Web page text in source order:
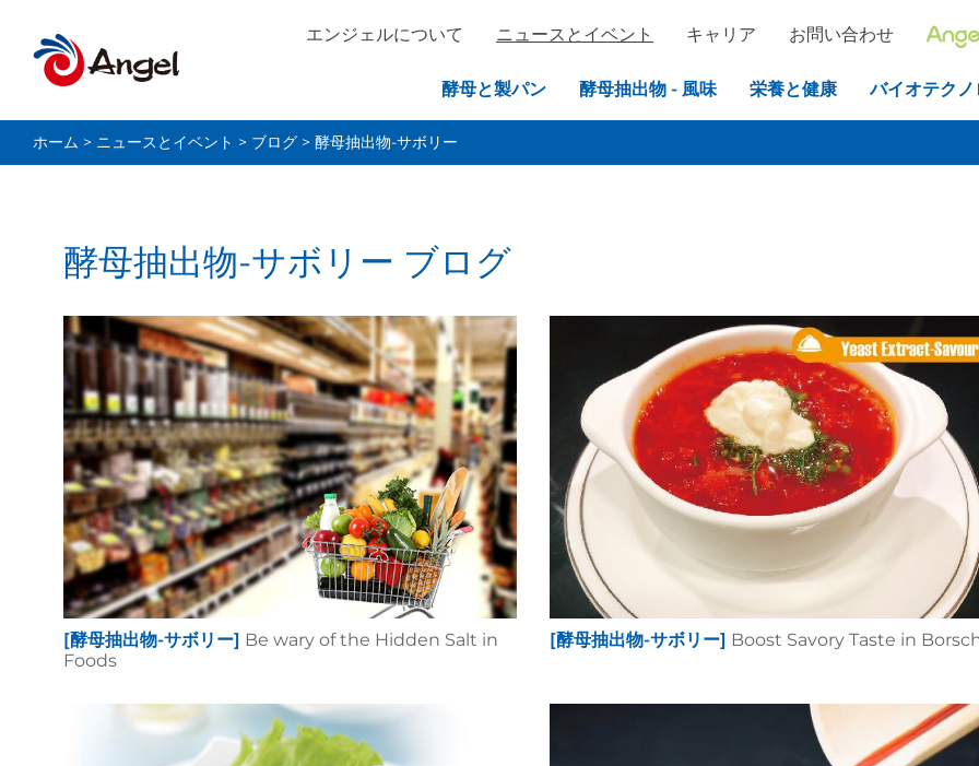
エンジェルについて ニュースとイベント キャリア お問い合わせ
酵母と製パン 酵母抽出物 - 風味 栄養と健康 バイオテクノ
ホーム > ニュースとイベント > ブログ > 酵母抽出物-サボリー
酵母抽出物-サボリー ブログ
[酵母抽出物-サボリー] Be wary of the Hidden Salt in
Foods
[酵母抽出物-サボリー] Boost Savory Taste in